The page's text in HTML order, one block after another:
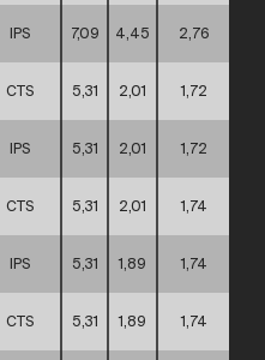
IPS 7,09 4,45 2,76
CTS 5,31 2,01 1,72
IPS 5,31 2,01 1,72
CTS 5,31 2,01 1,74
IPS 5,31 1,89 1,74
CTS 5,31 1,89 1,74